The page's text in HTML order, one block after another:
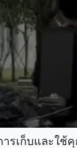
ารเก็บและใช้